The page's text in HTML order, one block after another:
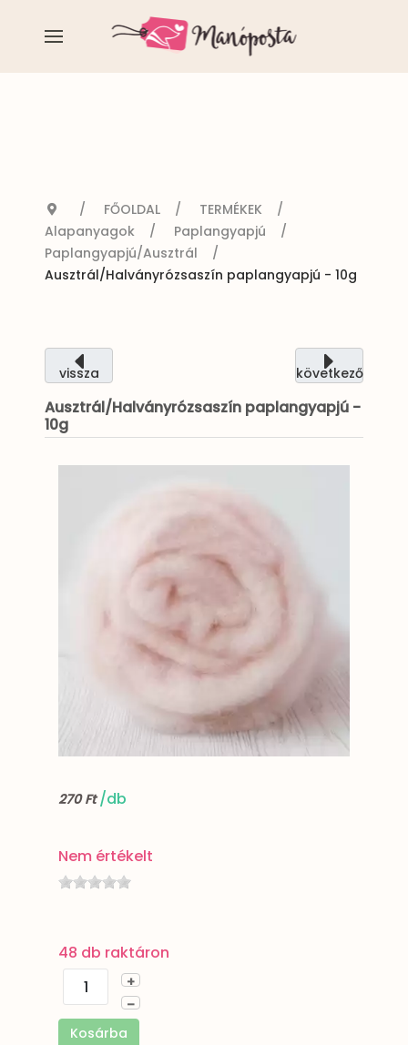
FŐOLDAL
TERMÉKEK
Alapanyagok
Paplangyapjú
Paplangyapjú/Ausztrál
Ausztrál/Halványrózsaszín paplangyapjú - 10g
vissza következő
Ausztrál/Halványrózsaszín paplangyapjú -
10g
270 Ft/db
Nem értékelt
48 db raktáron
+
–
Kosárba